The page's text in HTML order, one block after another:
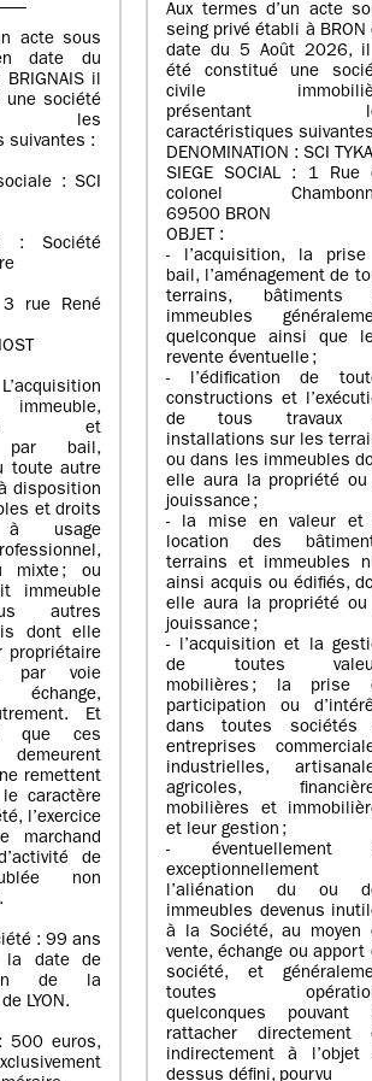
acte sous
date du
il
une société
les
suivantes :
: SCI
: Société
rue René
et
par bail,
toute autre
disposition
et droits
à usage
mixte ; ou
immeuble
autres
dont elle
propriétaire
par voie
échange,
Et
que ces
remettent
caractère
l’exercice
marchand
de
non
: 99 ans
la date de
de la
LYON.
500 euros,
Aux termes d’un acte
seing privé établi à BRON
date du 5 Août 2026,
été constitué une
civile
présentant
caractéristiques
DENOMINATION : SCI TYKA
SIEGE SOCIAL : 1 Rue
colonel
69500 BRON
OBJET :
- l’acquisition, la
bail, l’aménagement de
terrains, bâtiments
immeubles
quelconque ainsi que
revente éventuelle ;
- l’édification de
constructions et
de tous travaux
installations sur les
ou dans les immeubles
elle aura la propriété ou
jouissance ;
- la mise en valeur et
location des
terrains et immeubles
ainsi acquis ou édifiés,
elle aura la propriété ou
jouissance ;
- l’acquisition et la
de toutes
mobilières ; la prise
participation ou
dans toutes sociétés
entreprises
industrielles,
agricoles,
mobilières et
et leur gestion ;
- éventuellement
exceptionnellement
l’aliénation du ou
immeubles devenus
à la Société, au moyen
vente, échange ou apport
société, et
toutes
quelconques pouvant
rattacher directement
indirectement à l’objet
dessus défini, pourvu